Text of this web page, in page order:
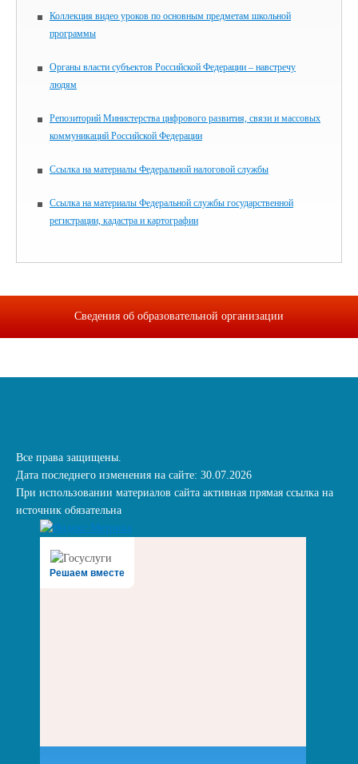
Коллекция видео уроков по основным предметам школьной
программы
Органы власти субъектов Российской Федерации – навстречу
людям
Репозиторий Министерства цифрового развития, связи и массовых
коммуникаций Российской Федерации
Ссылка на материалы Федеральной налоговой службы
Ссылка на материалы Федеральной службы государственной
регистрации, кадастра и картографии
Сведения об образовательной организации
Все права защищены.
Дата последнего изменения на сайте: 30.07.2026
При использовании материалов сайта активная прямая ссылка на
источник обязательна
Решаем вместе